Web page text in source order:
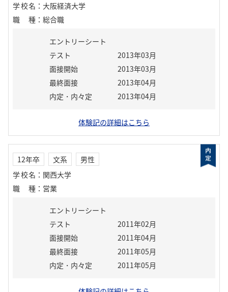
学校名 ： 大阪経済大学
職種 ： 総合職
エントリーシート
テスト
2013年03月
面接開始
2013年03月
最終面接
2013年04月
内定・内々定
2013年04月
体験記の詳細はこちら
12年卒 文系
男性
学校名 ： 関西大学
職種 ： 営業
エントリーシート
テスト
2011年02月
面接開始
2011年04月
最終面接
2011年05月
内定・内々定
2011年05月